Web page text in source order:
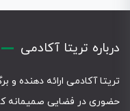
درباره تریتا آکادمی
تریتا آکادمی ارائه دهنده و
حضوری در فضایی صمیمانه